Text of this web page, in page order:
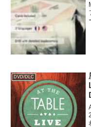
DVD/DLC